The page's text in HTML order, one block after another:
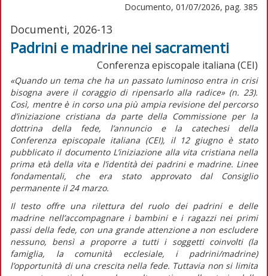
Documento, 01/07/2026, pag. 385
Documenti, 2026-13
Padrini e madrine nei sacramenti
Conferenza episcopale italiana (CEI)
«Quando un tema che ha un passato luminoso entra in crisi
bisogna avere il coraggio di ripensarlo alla radice» (n. 23).
Così, mentre è in corso una più ampia revisione del percorso
d’iniziazione cristiana da parte della Commissione per la
dottrina della fede, l’annuncio e la catechesi della
Conferenza episcopale italiana (CEI), il 12 giugno è stato
pubblicato il documento L’iniziazione alla vita cristiana nella
prima età della vita e l’identità dei padrini e madrine. Linee
fondamentali, che era stato approvato dal Consiglio
permanente il 24 marzo.
Il testo offre una rilettura del ruolo dei padrini e delle
madrine nell’accompagnare i bambini e i ragazzi nei primi
passi della fede, con una grande attenzione a non escludere
nessuno, bensì a proporre a tutti i soggetti coinvolti (la
famiglia, la comunità ecclesiale, i padrini/madrine)
l’opportunità di una crescita nella fede. Tuttavia non si limita